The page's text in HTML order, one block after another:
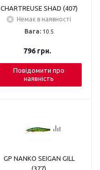
CHARTREUSE SHAD (407)
Немає в наявності
Вага: 10.5
796грн.
Повідомити про
наявність
GP NANKO SEIGAN GILL
(377)